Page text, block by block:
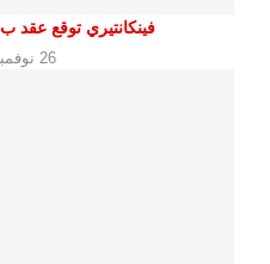
فينكانتيري توقع عقد ب 260 مليون يورو مع...
26 نوفمبر، 2023